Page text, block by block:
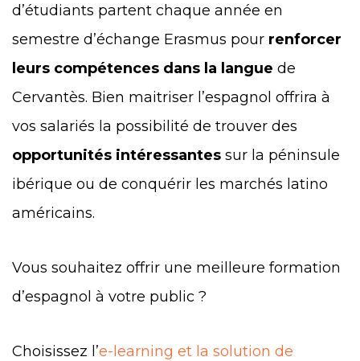
d’étudiants partent chaque année en
semestre d’échange Erasmus pour renforcer
leurs compétences dans la langue de
Cervantès. Bien maitriser l’espagnol offrira à
vos salariés la possibilité de trouver des
opportunités intéressantes sur la péninsule
ibérique ou de conquérir les marchés latino
américains.
Vous souhaitez offrir une meilleure formation
d’espagnol à votre public ?
Choisissez l’e-learning et la solution de